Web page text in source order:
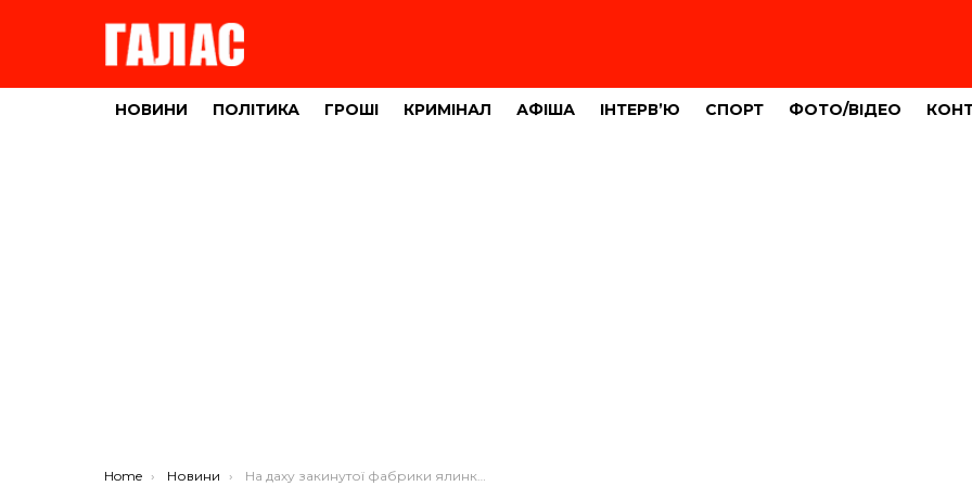
НОВИНИ ПОЛІТИКА ГРОШІ КРИМІНАЛ АФІША ІНТЕРВ’Ю СПОРТ ФОТО/ВІДЕО
You are here:
Home Новини На даху закинутої фабрики ялинкових прикрас виросли… ялинки (ФОТО)